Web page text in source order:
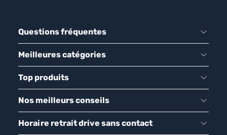
Questions fréquentes
Meilleures catégories
Top produits
Nos meilleurs conseils
Horaire retrait drive sans contact